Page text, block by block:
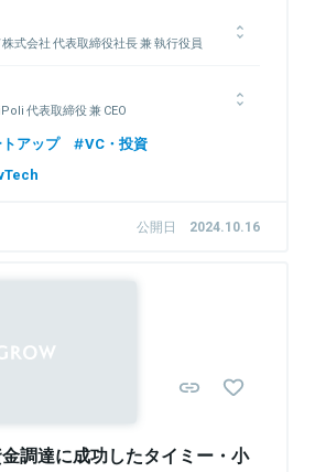
式会社 代表取締役社長 兼 執行役員
米国シラキュース大学経営大学院に私費留
サイバーエージェント常務取締役。2000
兼COOを務める。2004年にモバイルサー
社インタースパイアを設立、代表取締役社
年、株式会社エルゴ・ブレインズと合併
会社（現ユナイテッド株式会社）と合併、ユ
表取締役会長CEOを経て、2020年6月より
代表取締役 兼 CEO
出身。慶應義塾大学卒業。大学進学後、
てふてふ』を開発し、毎日新聞社に事業売
の衆院選で政治・行政と人々の距離が遠
』『PoliPoli Gov』などを開発・運営。
役学生として初めて国立大学（九州大学）の
アップ
VC・投資
公開日 2024.10.16
調達に成功したタイミー・小